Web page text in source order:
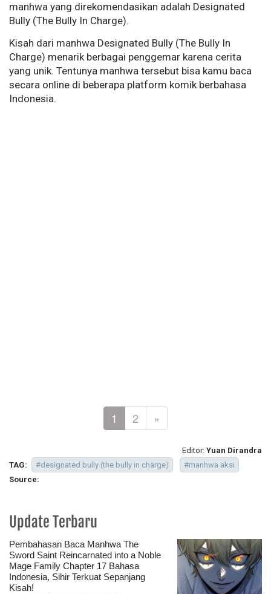
manhwa yang direkomendasikan adalah Designated
Bully (The Bully In Charge).
Kisah dari manhwa Designated Bully (The Bully In
Charge) menarik berbagai penggemar karena cerita
yang unik. Tentunya manhwa tersebut bisa kamu baca
secara online di beberapa platform komik berbahasa
Indonesia.
1 2 »
Editor: Yuan Dirandra
TAG:
#designated bully (the bully in charge)
#manhwa aksi
Source:
Update Terbaru
Pembahasan Baca Manhwa The
Sword Saint Reincarnated into a Noble
Mage Family Chapter 17 Bahasa
Indonesia, Sihir Terkuat Sepanjang
Kisah!